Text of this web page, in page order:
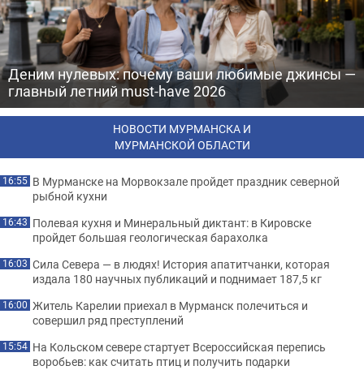
Деним нулевых: почему ваши любимые джинсы —
главный летний must-have 2026
НОВОСТИ МУРМАНСКА И
МУРМАНСКОЙ ОБЛАСТИ
16:55 В Мурманске на Морвокзале пройдет праздник северной
рыбной кухни
16:43 Полевая кухня и Минеральный диктант: в Кировске
пройдет большая геологическая барахолка
16:03 Сила Севера — в людях! История апатитчанки, которая
издала 180 научных публикаций и поднимает 187,5 кг
16:00 Житель Карелии приехал в Мурманск полечиться и
совершил ряд преступлений
15:54 На Кольском севере стартует Всероссийская перепись
воробьев: как считать птиц и получить подарки